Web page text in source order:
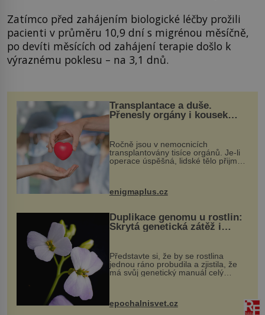
Zatímco před zahájením biologické léčby prožili
pacienti v průměru 10,9 dní s migrénou měsíčně,
po devíti měsících od zahájení terapie došlo k
výraznému poklesu – na 3,1 dnů.
Transplantace a duše.
Přenesly orgány i kousek
Ročně jsou v nemocnicích
transplantovány tisíce orgánů. Je-li
operace úspěšná, lidské tělo přijme
enigmaplus.cz
Duplikace genomu u rostlin:
Skrytá genetická zátěž i
Představte si, že by se rostlina
jednou ráno probudila a zjistila, že
má svůj genetický manuál celý
vstupenka...
epochalnisvet.cz